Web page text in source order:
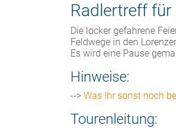
Radlertreff für
Die locker gefahrene
Feldwege in den
Es wird eine Pause
Hinweise:
--> Was Ihr sonst noch
Tourenleitung: